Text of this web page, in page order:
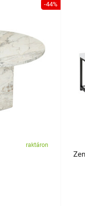
-44%
raktáron